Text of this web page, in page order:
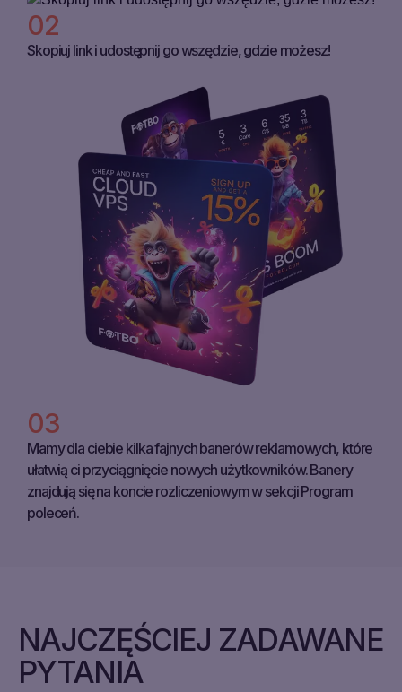
GER
(ZŁ)PLN
(KČ)CZK
(DIN.)RSD
ZALOGUJ
SIĘ
02
Skopiuj link i udostępnij go wszędzie, gdzie możesz!
03
Mamy dla ciebie kilka fajnych banerów reklamowych, które
ułatwią ci przyciągnięcie nowych użytkowników. Banery
znajdują się na koncie rozliczeniowym w sekcji Program
poleceń.
NAJCZĘŚCIEJ ZADAWANE
PYTANIA